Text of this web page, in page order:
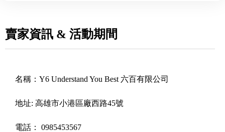
賣家資訊 & 活動期間
名稱： Y6 Understand You Best 六百有限公司
地址: 高雄市小港區廠西路45號
電話： 0985453567